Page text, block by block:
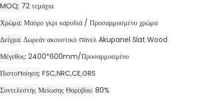
MOQ 72 τεμάχια
Χρώμα Μαύρο γκρι καρυδιά / Προσαρμοσμένο χρώμα
Δείγμα Δωρεάν ακουστικό πάνελ Akupanel Slat Wood
Μέγεθος 2400*600mm/Προσαρμοσμένο
Πιστοποίηση FSC,NRC,CE,GRS
Συντελεστής Μείωσης Θορύβου 80%